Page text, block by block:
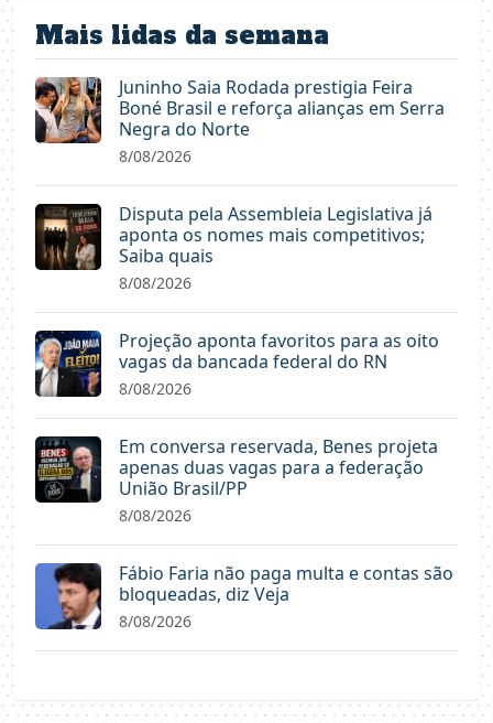
Mais lidas da semana
Juninho Saia Rodada prestigia Feira
Boné Brasil e reforça alianças em Serra
Negra do Norte
8/08/2026
Disputa pela Assembleia Legislativa já
aponta os nomes mais competitivos;
Saiba quais
8/08/2026
Projeção aponta favoritos para as oito
vagas da bancada federal do RN
8/08/2026
Em conversa reservada, Benes projeta
apenas duas vagas para a federação
União Brasil/PP
8/08/2026
Fábio Faria não paga multa e contas são
bloqueadas, diz Veja
8/08/2026